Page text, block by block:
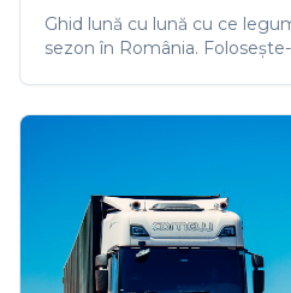
Ghid lună cu lună cu ce
sezon în România.